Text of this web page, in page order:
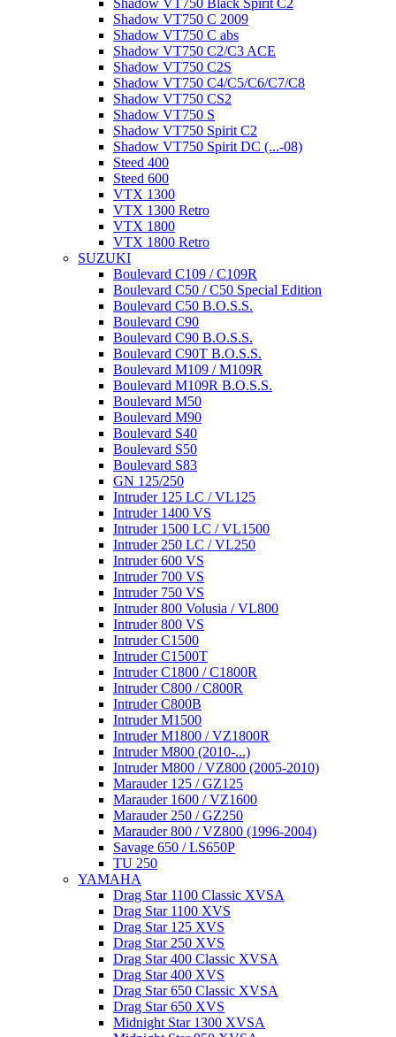
Shadow VT750 Black Spirit C2
Shadow VT750 C 2009
Shadow VT750 C abs
Shadow VT750 C2/C3 ACE
Shadow VT750 C2S
Shadow VT750 C4/C5/C6/C7/C8
Shadow VT750 CS2
Shadow VT750 S
Shadow VT750 Spirit C2
Shadow VT750 Spirit DC (...-08)
Steed 400
Steed 600
VTX 1300
VTX 1300 Retro
VTX 1800
VTX 1800 Retro
SUZUKI
Boulevard C109 / C109R
Boulevard C50 / C50 Special Edition
Boulevard C50 B.O.S.S.
Boulevard C90
Boulevard C90 B.O.S.S.
Boulevard C90T B.O.S.S.
Boulevard M109 / M109R
Boulevard M109R B.O.S.S.
Boulevard M50
Boulevard M90
Boulevard S40
Boulevard S50
Boulevard S83
GN 125/250
Intruder 125 LC / VL125
Intruder 1400 VS
Intruder 1500 LC / VL1500
Intruder 250 LC / VL250
Intruder 600 VS
Intruder 700 VS
Intruder 750 VS
Intruder 800 Volusia / VL800
Intruder 800 VS
Intruder C1500
Intruder C1500T
Intruder C1800 / C1800R
Intruder C800 / C800R
Intruder C800B
Intruder M1500
Intruder M1800 / VZ1800R
Intruder M800 (2010-...)
Intruder M800 / VZ800 (2005-2010)
Marauder 125 / GZ125
Marauder 1600 / VZ1600
Marauder 250 / GZ250
Marauder 800 / VZ800 (1996-2004)
Savage 650 / LS650P
TU 250
YAMAHA
Drag Star 1100 Classic XVSA
Drag Star 1100 XVS
Drag Star 125 XVS
Drag Star 250 XVS
Drag Star 400 Classic XVSA
Drag Star 400 XVS
Drag Star 650 Classic XVSA
Drag Star 650 XVS
Midnight Star 1300 XVSA